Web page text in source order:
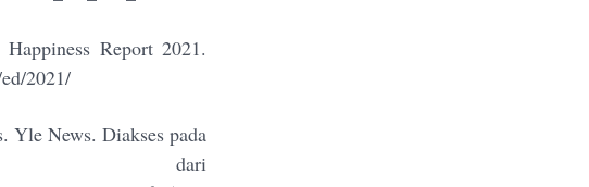
Report 2021.
2021/
Yle News. Diakses pada
dari